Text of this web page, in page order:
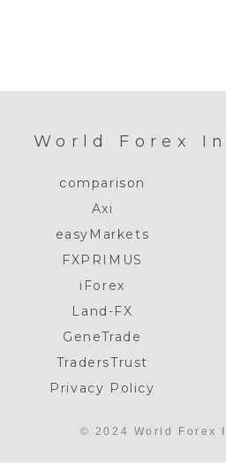
World Forex
comparison
Axi
easyMarkets
FXPRIMUS
iForex
Land-FX
GeneTrade
TradersTrust
Privacy Policy
© 2024 World Forex